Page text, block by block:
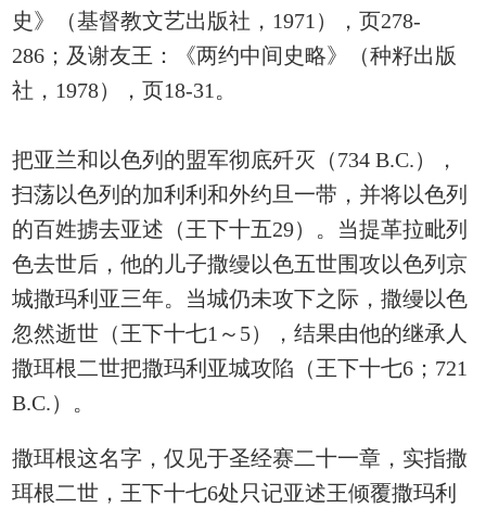
史》（基督教文艺出版社，1971），页278-
286；及谢友王：《两约中间史略》（种籽出版
社，1978），页18-31。
把亚兰和以色列的盟军彻底歼灭（734 B.C.），
扫荡以色列的加利利和外约旦一带，并将以色列
的百姓掳去亚述（王下十五29）。当提革拉毗列
色去世后，他的儿子撒缦以色五世围攻以色列京
城撒玛利亚三年。当城仍未攻下之际，撒缦以色
忽然逝世（王下十七1～5），结果由他的继承人
撒珥根二世把撒玛利亚城攻陷（王下十七6；721
B.C.）。
撒珥根这名字，仅见于圣经赛二十一章，实指撒
珥根二世，王下十七6处只记亚述王倾覆撒玛利